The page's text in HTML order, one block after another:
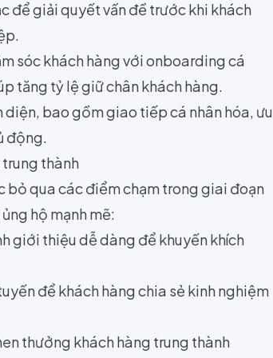
để giải quyết vấn đề trước khi khách
sóc khách hàng với onboarding cá
tăng tỷ lệ giữ chân khách hàng.
bao gồm giao tiếp cá nhân hóa, ưu
động.
thành
bỏ qua các điểm chạm trong giai đoạn
hộ mạnh mẽ:
giới thiệu dễ dàng để khuyến khích
để khách hàng chia sẻ kinh nghiệm
thưởng khách hàng trung thành